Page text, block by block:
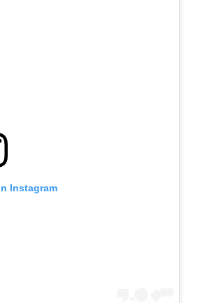
Instagram